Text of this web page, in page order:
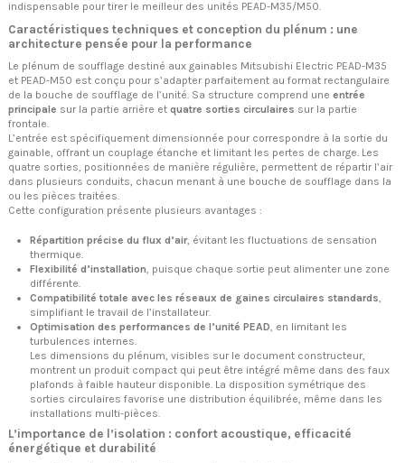
indispensable pour tirer le meilleur des unités PEAD-M35/M50.
Caractéristiques techniques et conception du plénum : une
architecture pensée pour la performance
Le plénum de soufflage destiné aux gainables Mitsubishi Electric PEAD-M35
et PEAD-M50 est conçu pour s’adapter parfaitement au format rectangulaire
de la bouche de soufflage de l’unité. Sa structure comprend une entrée
principale sur la partie arrière et quatre sorties circulaires sur la partie
frontale.
L’entrée est spécifiquement dimensionnée pour correspondre à la sortie du
gainable, offrant un couplage étanche et limitant les pertes de charge. Les
quatre sorties, positionnées de manière régulière, permettent de répartir l’air
dans plusieurs conduits, chacun menant à une bouche de soufflage dans la
ou les pièces traitées.
Cette configuration présente plusieurs avantages :
Répartition précise du flux d’air, évitant les fluctuations de sensation
thermique.
Flexibilité d’installation, puisque chaque sortie peut alimenter une zone
différente.
Compatibilité totale avec les réseaux de gaines circulaires standards,
simplifiant le travail de l’installateur.
Optimisation des performances de l’unité PEAD, en limitant les
turbulences internes.
Les dimensions du plénum, visibles sur le document constructeur,
montrent un produit compact qui peut être intégré même dans des faux
plafonds à faible hauteur disponible. La disposition symétrique des
sorties circulaires favorise une distribution équilibrée, même dans les
installations multi-pièces.
L’importance de l’isolation : confort acoustique, efficacité
énergétique et durabilité